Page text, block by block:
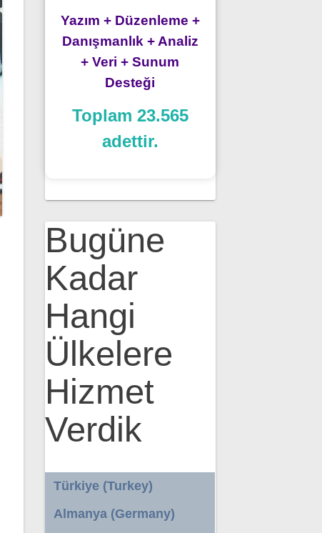
Yazım + Düzenleme +
Danışmanlık + Analiz
+ Veri + Sunum
Desteği
Toplam 23.565
adettir.
Bugüne
Kadar
Hangi
Ülkelere
Hizmet
Verdik
Türkiye (Turkey)
Almanya (Germany)